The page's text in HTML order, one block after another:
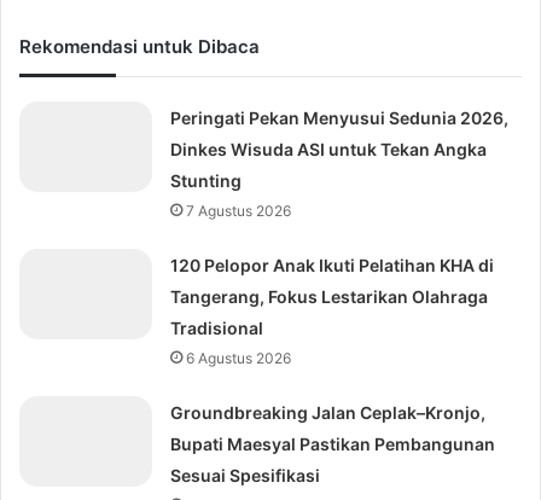
Rekomendasi untuk Dibaca
Peringati Pekan Menyusui Sedunia 2026,
Dinkes Wisuda ASI untuk Tekan Angka
Stunting
7 Agustus 2026
120 Pelopor Anak Ikuti Pelatihan KHA di
Tangerang, Fokus Lestarikan Olahraga
Tradisional
6 Agustus 2026
Groundbreaking Jalan Ceplak–Kronjo,
Bupati Maesyal Pastikan Pembangunan
Sesuai Spesifikasi